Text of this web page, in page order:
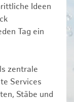
Ideen
Tag ein
zentrale
Services
Stäbe und